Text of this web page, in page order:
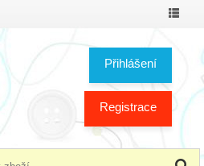
Přihlášení
Registrace